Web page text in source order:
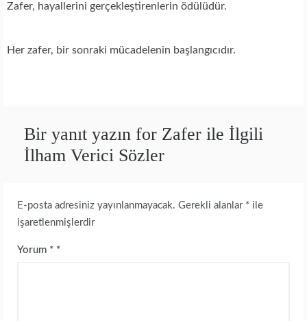
Zafer, hayallerini gerçekleştirenlerin ödülüdür.
Her zafer, bir sonraki mücadelenin başlangıcıdır.
Bir yanıt yazın for Zafer ile İlgili
İlham Verici Sözler
E-posta adresiniz yayınlanmayacak. Gerekli alanlar * ile
işaretlenmişlerdir
Yorum *